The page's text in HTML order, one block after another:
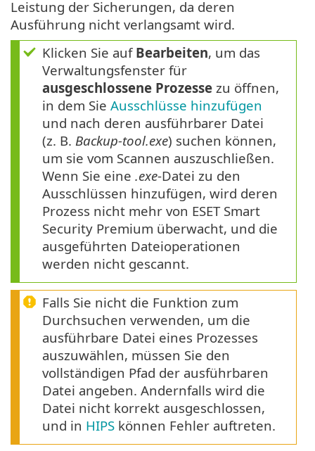
Leistung der Sicherungen, da deren
Ausführung nicht verlangsamt wird.
Klicken Sie auf Bearbeiten, um das
Verwaltungsfenster für
ausgeschlossene Prozesse zu öffnen,
in dem Sie Ausschlüsse hinzufügen
und nach deren ausführbarer Datei
(z. B. Backup-tool.exe) suchen können,
um sie vom Scannen auszuschließen.
Wenn Sie eine .exe-Datei zu den
Ausschlüssen hinzufügen, wird deren
Prozess nicht mehr von ESET Smart
Security Premium überwacht, und die
ausgeführten Dateioperationen
werden nicht gescannt.
Falls Sie nicht die Funktion zum
Durchsuchen verwenden, um die
ausführbare Datei eines Prozesses
auszuwählen, müssen Sie den
vollständigen Pfad der ausführbaren
Datei angeben. Andernfalls wird die
Datei nicht korrekt ausgeschlossen,
und in HIPS können Fehler auftreten.